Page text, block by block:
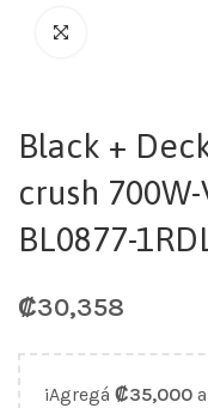
Black +
crush
BL0877-
₡30,358
¡Agregá ₡35,000